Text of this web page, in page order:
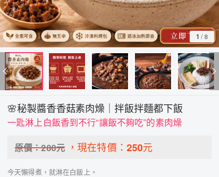
1 /8
🌸秘製醬香香菇素肉燥｜拌飯拌麵都下飯
一匙淋上白飯香到不行“讓飯不夠吃”的素肉燥
原價：280元 ，現在特價： 250元
今天懶得煮，就淋在白飯上。